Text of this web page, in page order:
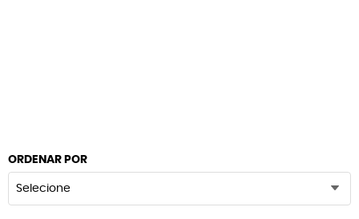
ORDENAR POR
Selecione